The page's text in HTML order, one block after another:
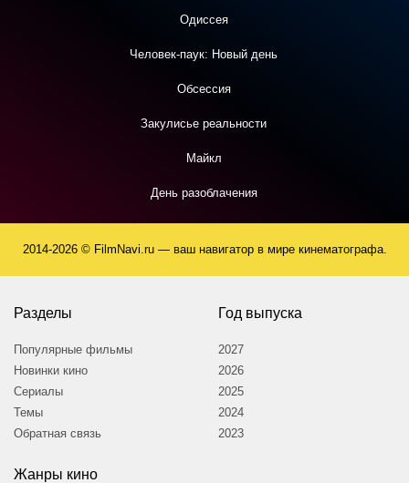
Одиссея
Человек-паук: Новый день
Обсессия
Закулисье реальности
Майкл
День разоблачения
2014-2026 © FilmNavi.ru — ваш навигатор в мире кинематографа.
Разделы
Популярные фильмы
Новинки кино
Сериалы
Темы
Обратная связь
Год выпуска
2027
2026
2025
2024
2023
Жанры кино